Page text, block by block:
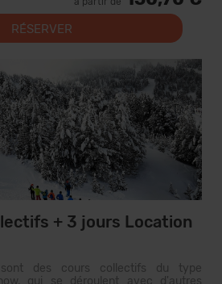
RÉSERVER
+ 3 jours Location
des cours collectifs du type
qui se déroulent avec d'autres